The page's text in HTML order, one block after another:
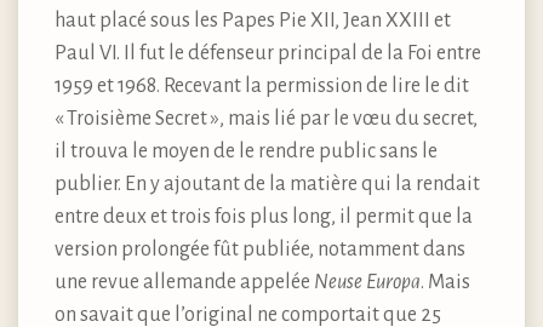
haut placé sous les Papes Pie XII, Jean XXIII et
Paul VI. Il fut le défenseur principal de la Foi entre
1959 et 1968. Recevant la permission de lire le dit
« Troisième Secret », mais lié par le vœu du secret,
il trouva le moyen de le rendre public sans le
publier. En y ajoutant de la matière qui la rendait
entre deux et trois fois plus long, il permit que la
version prolongée fût publiée, notamment dans
une revue allemande appelée Neuse Europa. Mais
on savait que l’original ne comportait que 25